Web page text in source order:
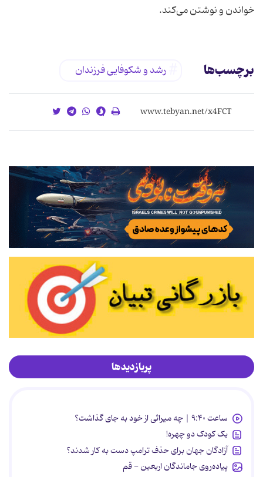
خواندن و نوشتن می‌کند.
برچسب‌ها رشد و شکوفایی فرزندان
پربازدیدها
ساعت ۹:۴۰ | چه میراثی از خود به جای گذاشت؟
یک کودک دو چهره!
آزادگان جهان برای حذف ترامپ دست به کار شدند؟
پیاده‌روی جاماندگان اربعین - قم